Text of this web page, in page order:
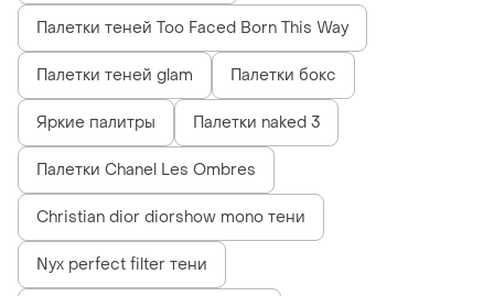
Палетки теней Too Faced Born This Way
Палетки теней glam Палетки бокс
Яркие палитры Палетки naked 3
Палетки Chanel Les Ombres
Christian dior diorshow mono тени
Nyx perfect filter тени